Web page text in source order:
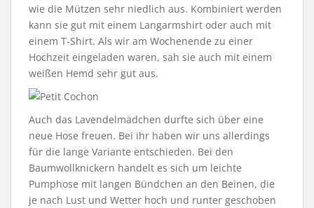
wie die Mützen sehr niedlich aus. Kombiniert werden
kann sie gut mit einem Langarmshirt oder auch mit
einem T-Shirt. Als wir am Wochenende zu einer
Hochzeit eingeladen waren, sah sie auch mit einem
weißen Hemd sehr gut aus.
Auch das Lavendelmädchen durfte sich über eine
neue Hose freuen. Bei ihr haben wir uns allerdings
für die lange Variante entschieden. Bei den
Baumwollknickern handelt es sich um leichte
Pumphose mit langen Bündchen an den Beinen, die
je nach Lust und Wetter hoch und runter geschoben